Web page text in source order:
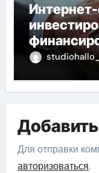
Для отправки
авторизоваться.